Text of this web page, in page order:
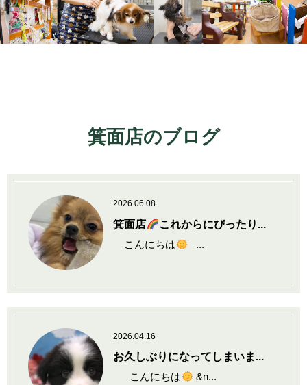
箕面店のブログ
2026.06.08
箕面店
これからにぴったり...
こんにちは
...
2026.04.16
お久しぶりになってしまいま...
こんにちは
&n...